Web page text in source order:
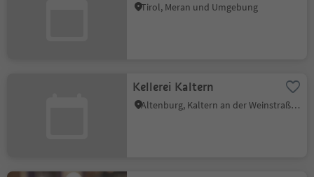
Tirol, Meran und Umgebung
Kellerei Kaltern
Altenburg, Kaltern an der Weinstraße, Südtiroler Weinstraße